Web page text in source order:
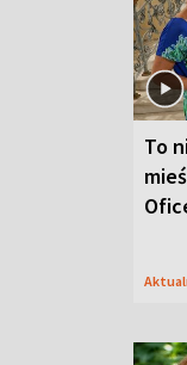
To